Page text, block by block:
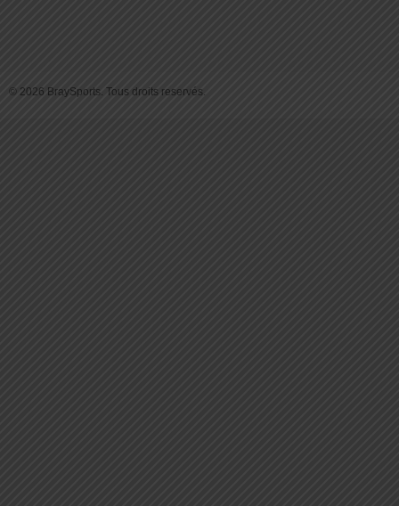
© 2026 BraySports. Tous droits reservés.